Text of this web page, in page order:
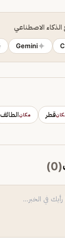
الاصطناعي
Gemini
قطر مكانالطائف
(
0
)